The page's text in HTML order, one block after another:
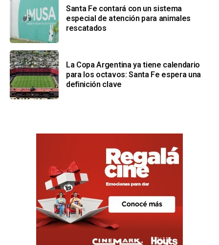
Santa Fe contará con un sistema
especial de atención para animales
rescatados
La Copa Argentina ya tiene calendario
para los octavos: Santa Fe espera una
definición clave